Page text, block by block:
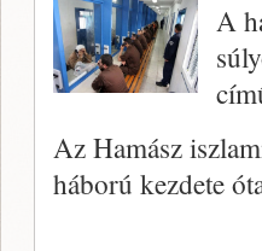
A
Az Hamász
háború kezdete